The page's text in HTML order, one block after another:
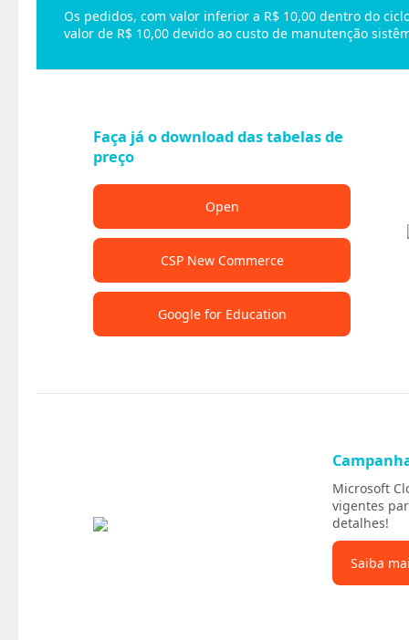
Os pedidos, com valor inferior a R$ 10,00 dentro do
valor de R$ 10,00 devido ao custo de manutenção
Faça já o download das tabelas de
preço
Open
CSP New Commerce
Google for Education
Microsoft
vigentes
detalhes!
Saiba